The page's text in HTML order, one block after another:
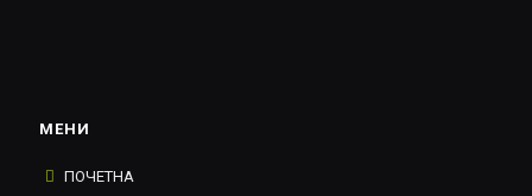
МЕНИ
ПОЧЕТНА